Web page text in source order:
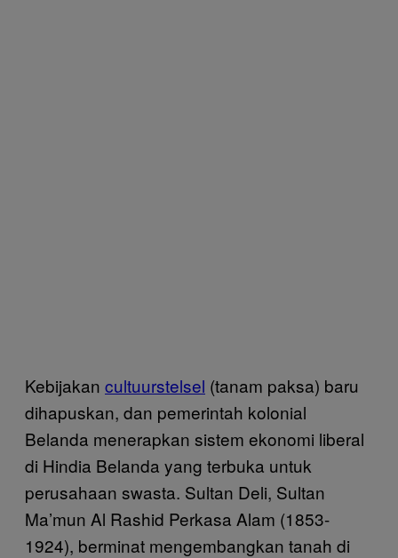
Kebijakan cultuurstelsel (tanam paksa) baru
dihapuskan, dan pemerintah kolonial
Belanda menerapkan sistem ekonomi liberal
di Hindia Belanda yang terbuka untuk
perusahaan swasta. Sultan Deli, Sultan
Ma’mun Al Rashid Perkasa Alam (1853-
1924), berminat mengembangkan tanah di